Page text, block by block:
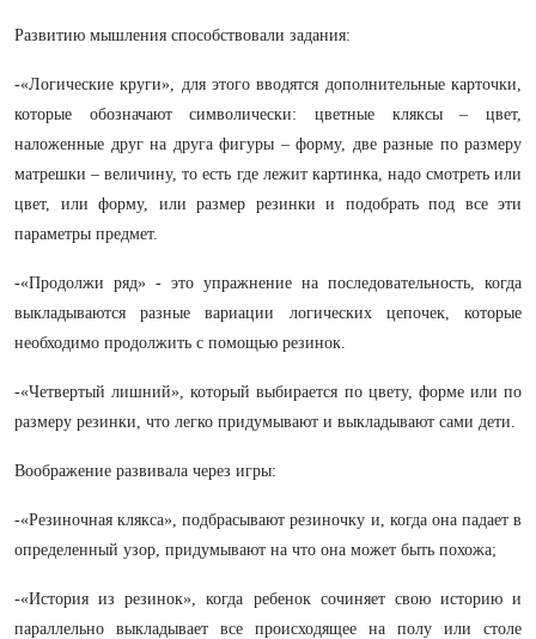
Развитию мышления способствовали задания:
-«Логические круги», для этого вводятся дополнительные карточки,
которые обозначают символически: цветные кляксы – цвет,
наложенные друг на друга фигуры – форму, две разные по размеру
матрешки – величину, то есть где лежит картинка, надо смотреть или
цвет, или форму, или размер резинки и подобрать под все эти
параметры предмет.
-«Продолжи ряд» - это упражнение на последовательность, когда
выкладываются разные вариации логических цепочек, которые
необходимо продолжить с помощью резинок.
-«Четвертый лишний», который выбирается по цвету, форме или по
размеру резинки, что легко придумывают и выкладывают сами дети.
Воображение развивала через игры:
-«Резиночная клякса», подбрасывают резиночку и, когда она падает в
определенный узор, придумывают на что она может быть похожа;
-«История из резинок», когда ребенок сочиняет свою историю и
параллельно выкладывает все происходящее на полу или столе